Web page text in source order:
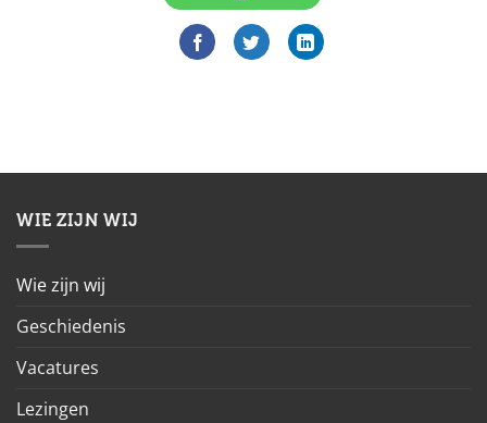
WIE ZIJN WIJ
Wie zijn wij
Geschiedenis
Vacatures
Lezingen